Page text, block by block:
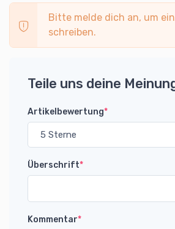
Bitte melde dich an, um
schreiben.
Teile uns deine
Artikelbewertung*
Überschrift*
Kommentar*